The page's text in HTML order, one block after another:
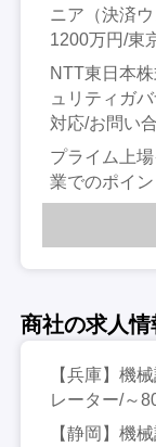
ニア（決済
1200万円/東
NTT東日本
ュリティガ
対応/お問い
プライム上
業でのポイ
商社の求人情
【兵庫】機
レーター/～
【静岡】機